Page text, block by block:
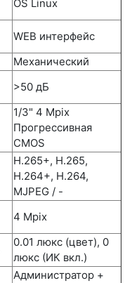
OS Linux
WEB интерфейс
Механический
>50 дБ
1/3" 4 Mpix
Прогрессивная
CMOS
H.265+, H.265,
H.264+, H.264,
MJPEG / -
4 Mpix
0.01 люкс (цвет), 0
люкс (ИК вкл.)
Администратор +